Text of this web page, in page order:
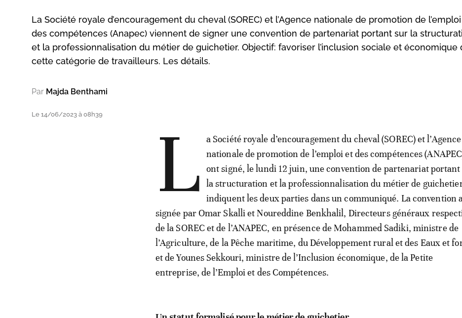
La Société royale d’encouragement du cheval (SOREC) et l’Agence nationale de promotion de
des compétences (Anapec) viennent de signer une convention de partenariat portant sur la
et la professionnalisation du métier de guichetier. Objectif: favoriser l’inclusion sociale et économique
cette catégorie de travailleurs. Les détails.
Par Majda Benthami
Le 14/06/2023 à 08h39 L
a Société royale d’encouragement du cheval (SOREC) et l’Agence
nationale de promotion de l’emploi et des compétences
ont signé, le lundi 12 juin, une convention de partenariat
la structuration et la professionnalisation du métier de
indiquent les deux parties dans un communiqué. La convention
signée par Omar Skalli et Noureddine Benkhalil, Directeurs généraux
de la SOREC et de l’ANAPEC, en présence de Mohammed Sadiki, ministre de
l’Agriculture, de la Pêche maritime, du Développement rural et des Eaux et
et de Younes Sekkouri, ministre de l’Inclusion économique, de la Petite
entreprise, de l’Emploi et des Compétences.